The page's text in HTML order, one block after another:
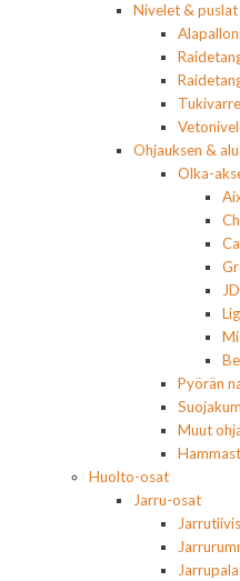
Nivelet & puslat
Ohjauksen &
Olka-
Pyörän
Muut
Huolto-osat
Jarru-osat